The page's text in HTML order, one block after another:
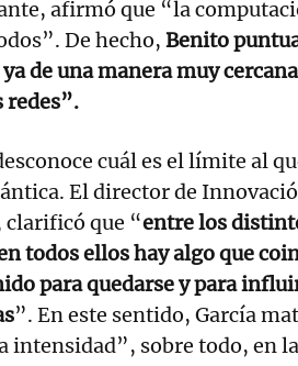
afirmó que “la
De hecho, Benito
de una manera muy
redes”.
cuál es el límite al
El director de
que “entre los
todos ellos hay algo que
para quedarse y para
”. En este sentido, García
intensidad”, sobre todo, en